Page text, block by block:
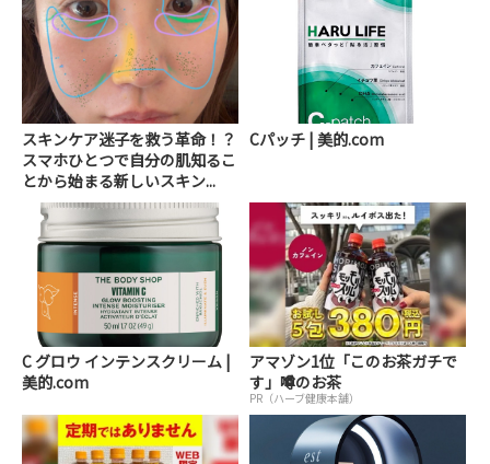
スキンケア迷子を救う革命！？
スマホひとつで自分の肌知るこ
とから始まる新しいスキン...
Cパッチ | 美的.com
C グロウ インテンスクリーム |
美的.com
アマゾン1位「このお茶ガチで
す」噂のお茶
PR（ハーブ健康本舗）